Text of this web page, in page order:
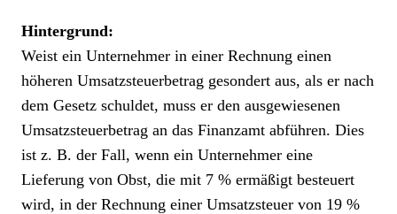
Hintergrund:
Weist ein Unternehmer in einer Rechnung einen
höheren Umsatzsteuerbetrag gesondert aus, als er nach
dem Gesetz schuldet, muss er den ausgewiesenen
Umsatzsteuerbetrag an das Finanzamt abführen. Dies
ist z. B. der Fall, wenn ein Unternehmer eine
Lieferung von Obst, die mit 7 % ermäßigt besteuert
wird, in der Rechnung einer Umsatzsteuer von 19 %